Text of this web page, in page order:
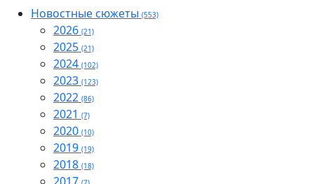
Новостные сюжеты (553)
2026 (21)
2025 (21)
2024 (102)
2023 (123)
2022 (86)
2021 (7)
2020 (10)
2019 (19)
2018 (18)